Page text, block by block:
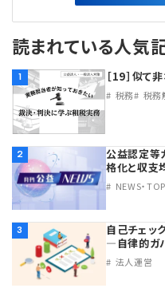
読まれている人気
1 ［19］似て
税務 税務
2
公益認定等
格化と収支
NEWS・
3
自己チェッ
―自律的ガ
法人運営